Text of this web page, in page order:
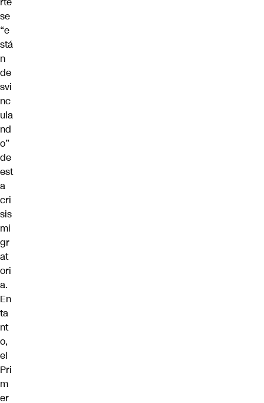
se
“e
stá
n
de
svi
nc
ula
nd
o”
de
est
a
cri
sis
mi
gr
at
ori
a.
En
ta
nt
o,
el
Pri
m
er